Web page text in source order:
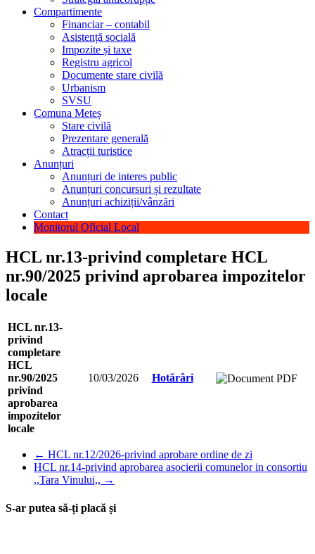
Compartimente
Financiar – contabil
Asistență socială
Impozite și taxe
Registru agricol
Documente stare civilă
Urbanism
SVSU
Comuna Meteș
Stare civilă
Prezentare generală
Atracții turistice
Anunțuri
Anunțuri de interes public
Anunțuri concursuri și rezultate
Anunțuri achiziții/vânzări
Contact
Monitorul Oficial Local
HCL nr.13-privind completare HCL
nr.90/2025 privind aprobarea impozitelor
locale
HCL nr.13-
privind
completare
HCL
nr.90/2025
privind
aprobarea
impozitelor
locale
10/03/2026 Hotărâri
← HCL nr.12/2026-privind aprobare ordine de zi
HCL nr.14-privind aprobarea asocierii comunelor in consortiu
,,Tara Vinului,, →
S-ar putea să-ți placă și